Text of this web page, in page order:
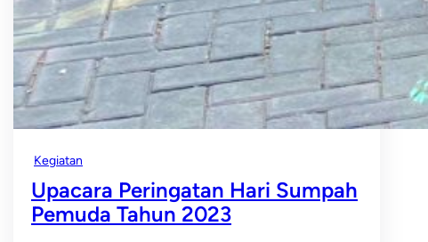
Kegiatan
Upacara Peringatan Hari Sumpah
Pemuda Tahun 2023